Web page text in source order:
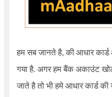
हम सब जानते है, की आधार कार्ड
गया है. अगर हम बैंक अकाउंट
जाते है तो भी हमे आधार कार्ड